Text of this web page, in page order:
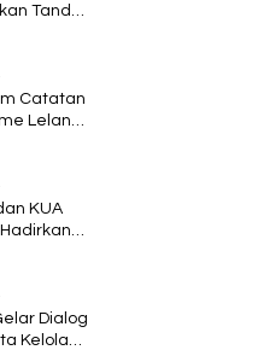
Tanda
Catatan
Lelang
KUA
Dialog
Kelola